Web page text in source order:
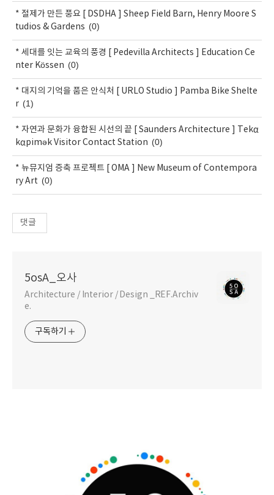
* 절제가 만든 풍요 [ DSDHA ] Sheep Field Barn, Henry Moore S
tudios & Gardens (0)
* 세대를 잇는 교육의 풍경 [ Pedevilla Architects ] Education Ce
nter Kössen (0)
* 대지의 기억을 품은 안식처 [ URLO Studio ] Pamba Bike Shelte
r (1)
* 자연과 문화가 융합된 시선의 끝 [ Saunders Architecture ] Tekα
kαpimək Visitor Contact Station (0)
* 뉴뮤지엄 증축 프로젝트 [ OMA ] New Museum of Contempora
ry Art (0)
댓글
5osA_오사
Architecture / Interior / Design _REF.Archiv
e.
구독하기